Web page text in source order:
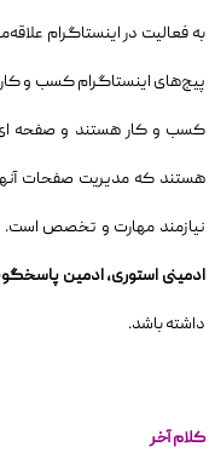
به فعالیت در اینستاگرام
پیج‌های اینستاگرام کسب و
کسب و کار هستند و صفحه ای
هستند که مدیریت صفحات آنها
نیازمند مهارت و تخصص
ادمینی استوری، ادمین
داشته باشد.
کلام آخر